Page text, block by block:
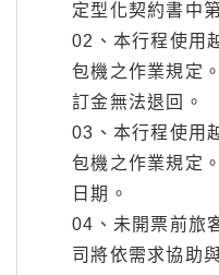
定型化契約書中
02、本行程使用
包機之作業規定
訂金無法退回。
03、本行程使用
包機之作業規定
日期。
04、未開票前旅
司將依需求協助